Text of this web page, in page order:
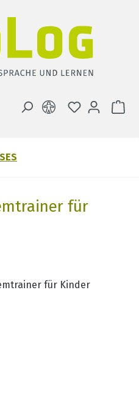
DU HAST 0
SES
für